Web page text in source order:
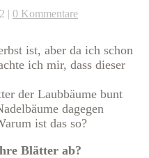
| 0 Kommentare
ist, aber da ich schon
ich mir, dass dieser
der Laubbäume bunt
dagegen
ist das so?
Blätter ab?